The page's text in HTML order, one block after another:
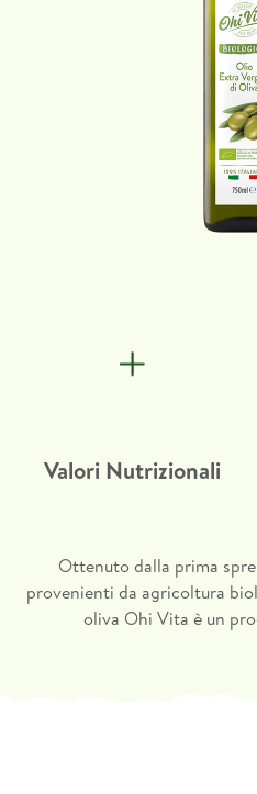
superiore ottenuto direttamente
Valori Nutrizionali
prodotto
di cui acidi grassi
Carboidrati
Ottenuto dalla prima
provenienti da agricoltura
oliva Ohi Vita è un